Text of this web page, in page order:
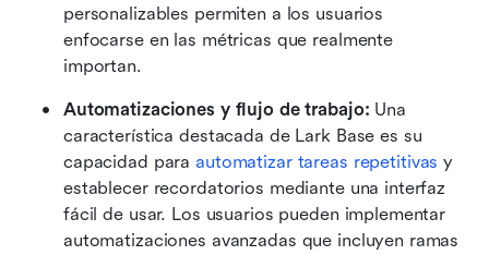
personalizables permiten a los usuarios
enfocarse en las métricas que realmente
importan.
Automatizaciones y flujo de trabajo: Una
característica destacada de Lark Base es su
capacidad para automatizar tareas repetitivas y
establecer recordatorios mediante una interfaz
fácil de usar. Los usuarios pueden implementar
automatizaciones avanzadas que incluyen ramas